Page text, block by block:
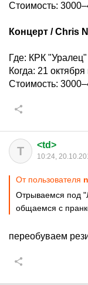
Стоимость:
Концерт / Chris
Где: КРК
Когда: 21
Стоимость:
T <td>
10:24,
От пользователя
Отрываемся под
общаемся с
переобуваем